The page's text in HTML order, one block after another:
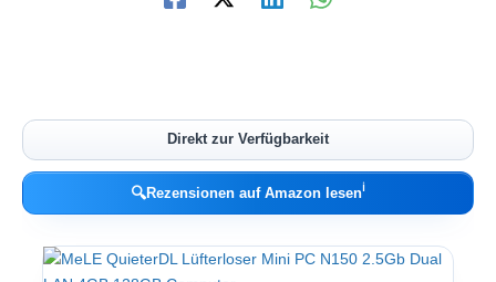
Direkt zur Verfügbarkeit
🔍Rezensionen auf Amazon lesenℹ︎